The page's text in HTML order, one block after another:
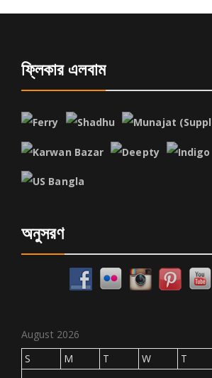
ফ্লিকার এলবাম
অনুসরণ
August 2026
S
M T W T